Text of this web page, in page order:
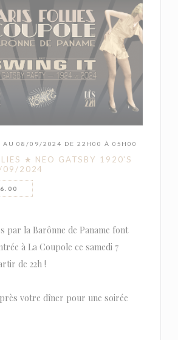
08/09/2024 DE 22H00 À 05H00
★ NEO GATSBY 1920'S
09/2024
par la Barônne de Paname font
à La Coupole ce samedi 7
de 22h !
votre dîner pour une soirée